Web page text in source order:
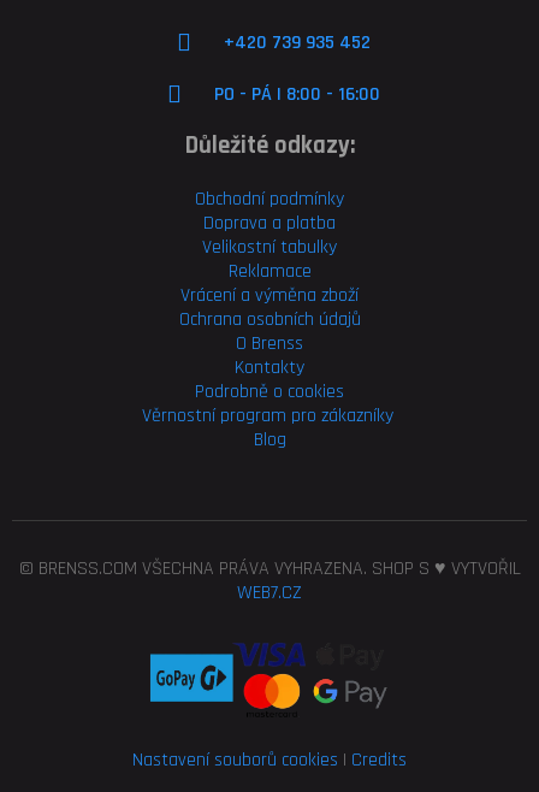
+420 739 935 452
PO - PÁ | 8:00 - 16:00
Důležité odkazy:
Obchodní podmínky
Doprava a platba
Velikostní tabulky
Reklamace
Vrácení a výměna zboží
Ochrana osobních údajů
O Brenss
Kontakty
Podrobně o cookies
Věrnostní program pro zákazníky
Blog
© BRENSS.COM VŠECHNA PRÁVA VYHRAZENA. SHOP S ♥ VYTVOŘIL
WEB7.CZ
Nastavení souborů cookies | Credits